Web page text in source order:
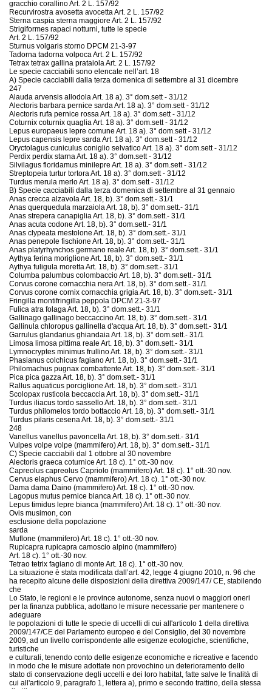
gracchio corallino Art. 2 L. 157/92
Recurvirostra avosetta avocetta Art. 2 L. 157/92
Sterna caspia sterna maggiore Art. 2 L. 157/92
Strigiformes rapaci notturni, tutte le specie
Art. 2 L. 157/92
Sturnus volgaris storno DPCM 21-3-97
Tadorna tadorna volpoca Art. 2 L. 157/92
Tetrax tetrax gallina prataiola Art. 2 L. 157/92
Le specie cacciabili sono elencate nell’art. 18
A) Specie cacciabili dalla terza domenica di settembre al 31 dicembre
247
Alauda arvensis allodola Art. 18 a). 3° dom.sett - 31/12
Alectoris barbara pernice sarda Art. 18 a). 3° dom.sett - 31/12
Alectoris rufa pernice rossa Art. 18 a). 3° dom.sett - 31/12
Coturnix coturnix quaglia Art. 18 a). 3° dom.sett - 31/12
Lepus europaeus lepre comune Art. 18 a). 3° dom.sett - 31/12
Lepus capensis lepre sarda Art. 18 a). 3° dom.sett - 31/12
Oryctolagus cuniculus coniglio selvatico Art. 18 a). 3° dom.sett - 31/12
Perdix perdix starna Art. 18 a). 3° dom.sett - 31/12
Silvilagus floridamus minilepre Art. 18 a). 3° dom.sett - 31/12
Streptopeia turtur tortora Art. 18 a). 3° dom.sett - 31/12
Turdus merula merlo Art. 18 a). 3° dom.sett - 31/12
B) Specie cacciabili dalla terza domenica di settembre al 31 gennaio
Anas crecca alzavola Art. 18, b). 3° dom.sett.- 31/1
Anas querquedula marzaiola Art. 18, b). 3° dom.sett.- 31/1
Anas strepera canapiglia Art. 18, b). 3° dom.sett.- 31/1
Anas acuta codone Art. 18, b). 3° dom.sett.- 31/1
Anas clypeata mestolone Art. 18, b). 3° dom.sett.- 31/1
Anas penepole fischione Art. 18, b). 3° dom.sett.- 31/1
Anas platyrhynchos germano reale Art. 18, b). 3° dom.sett.- 31/1
Aythya ferina moriglione Art. 18, b). 3° dom.sett.- 31/1
Aythya fuligula moretta Art. 18, b). 3° dom.sett.- 31/1
Columba palumbus colombaccio Art. 18, b). 3° dom.sett.- 31/1
Corvus corone cornacchia nera Art. 18, b). 3° dom.sett.- 31/1
Corvus corone cornix cornacchia grigia Art. 18, b). 3° dom.sett.- 31/1
Fringilla montifringilla peppola DPCM 21-3-97
Fulica atra folaga Art. 18, b). 3° dom.sett.- 31/1
Gallinago gallinago beccaccino Art. 18, b). 3° dom.sett.- 31/1
Gallinula chloropus gallinella d'acqua Art. 18, b). 3° dom.sett.- 31/1
Garrulus glandarius ghiandaia Art. 18, b). 3° dom.sett.- 31/1
Limosa limosa pittima reale Art. 18, b). 3° dom.sett.- 31/1
Lymnocryptes minimus frullino Art. 18, b). 3° dom.sett.- 31/1
Phasianus colchicus fagiano Art. 18, b). 3° dom.sett.- 31/1
Philomachus pugnax combattente Art. 18, b). 3° dom.sett.- 31/1
Pica pica gazza Art. 18, b). 3° dom.sett.- 31/1
Rallus aquaticus porciglione Art. 18, b). 3° dom.sett.- 31/1
Scolopax rusticola beccaccia Art. 18, b). 3° dom.sett.- 31/1
Turdus iliacus tordo sassello Art. 18, b). 3° dom.sett.- 31/1
Turdus philomelos tordo bottaccio Art. 18, b). 3° dom.sett.- 31/1
Turdus pilaris cesena Art. 18, b). 3° dom.sett.- 31/1
248
Vanellus vanellus pavoncella Art. 18, b). 3° dom.sett.- 31/1
Vulpes volpe volpe (mammifero) Art. 18, b). 3° dom.sett.- 31/1
C) Specie cacciabili dal 1 ottobre al 30 novembre
Alectoris graeca coturnice Art. 18 c). 1° ott.-30 nov.
Capreolus capreolus Capriolo (mammifero) Art. 18 c). 1° ott.-30 nov.
Cervus elaphus Cervo (mammifero) Art. 18 c). 1° ott.-30 nov.
Dama dama Daino (mammifero) Art. 18 c). 1° ott.-30 nov.
Lagopus mutus pernice bianca Art. 18 c). 1° ott.-30 nov.
Lepus timidus lepre bianca (mammifero) Art. 18 c). 1° ott.-30 nov.
Ovis musimon, con
esclusione della popolazione
sarda
Muflone (mammifero) Art. 18 c). 1° ott.-30 nov.
Rupicapra rupicapra camoscio alpino (mammifero)
Art. 18 c). 1° ott.-30 nov.
Tetrao tetrix fagiano di monte Art. 18 c). 1° ott.-30 nov.
La situazione è stata modificata dall’art. 42, legge 4 giugno 2010, n. 96 che
ha recepito alcune delle disposizioni della direttiva 2009/147/ CE, stabilendo
che
Lo Stato, le regioni e le province autonome, senza nuovi o maggiori oneri
per la finanza pubblica, adottano le misure necessarie per mantenere o
adeguare
le popolazioni di tutte le specie di uccelli di cui all'articolo 1 della direttiva
2009/147/CE del Parlamento europeo e del Consiglio, del 30 novembre
2009, ad un livello corrispondente alle esigenze ecologiche, scientifiche,
turistiche
e culturali, tenendo conto delle esigenze economiche e ricreative e facendo
in modo che le misure adottate non provochino un deterioramento dello
stato di conservazione degli uccelli e dei loro habitat, fatte salve le finalità di
cui all'articolo 9, paragrafo 1, lettera a), primo e secondo trattino, della stessa